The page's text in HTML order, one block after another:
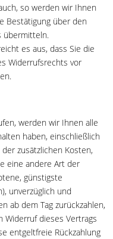
so werden wir Ihnen
Bestätigung über den
übermitteln.
es aus, dass Sie die
Widerrufsrechts vor
werden wir Ihnen alle
haben, einschließlich
zusätzlichen Kosten,
eine andere Art der
günstigste
unverzüglich und
ab dem Tag zurückzahlen,
dieses Vertrags
entgeltfreie Rückzahlung